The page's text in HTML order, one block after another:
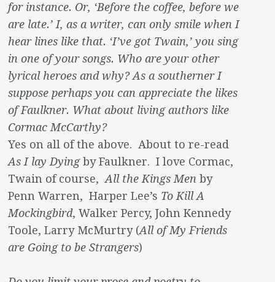
for instance. Or, ‘Before the coffee, before we
are late.’ I, as a writer, can only smile when I
hear lines like that. ‘I’ve got Twain,’ you sing
in one of your songs. Who are your other
lyrical heroes and why? As a southerner I
suppose perhaps you can appreciate the likes
of Faulkner. What about living authors like
Cormac McCarthy?
Yes on all of the above. About to re-read
As I lay Dyingby Faulkner. I love Cormac,
Twain of course,All the Kings Men by
Penn Warren, Harper Lee’s To Kill A
Mockingbird, Walker Percy, John Kennedy
Toole, Larry McMurtry (All of My Friends
are Going to be Strangers)